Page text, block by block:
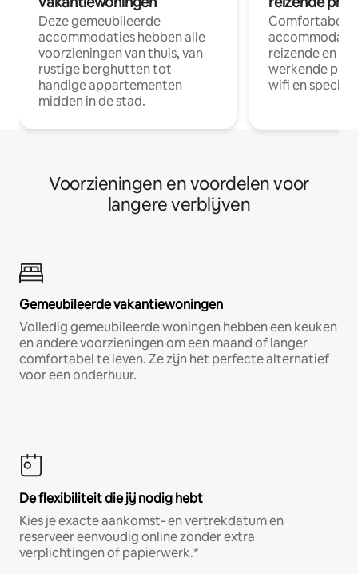
Deze gemeubileerde
accommodaties hebben alle
voorzieningen van thuis, van
rustige berghutten tot
handige appartementen
midden in de stad.
Comfortabele
reizende en
werkende
wifi en
Voorzieningen en voordelen voor
langere verblijven
Gemeubileerde vakantiewoningen
Volledig gemeubileerde woningen hebben een keuken
en andere voorzieningen om een maand of langer
comfortabel te leven. Ze zijn het perfecte alternatief
voor een onderhuur.
De flexibiliteit die jij nodig hebt
Kies je exacte aankomst- en vertrekdatum en
reserveer eenvoudig online zonder extra
verplichtingen of papierwerk.*